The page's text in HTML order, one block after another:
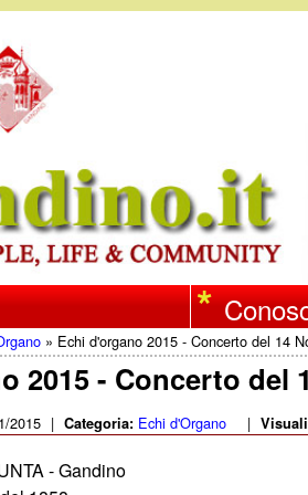
» Echi d'organo 2015 - Concerto del 14
2015 - Concerto del
2015 | Categoria: Echi d'Organo |
- Gandino